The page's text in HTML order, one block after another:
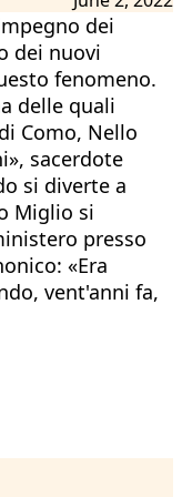
dei
dei nuovi
fenomeno.
delle quali
Como, Nello
sacerdote
si diverte a
Miglio si
presso
«Era
vent'anni fa,